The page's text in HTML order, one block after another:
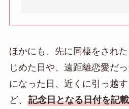
ほかにも、先に同棲をされ
じめた日や、遠距離恋愛だ
になった日、近くに引っ越
ど、 記念日となる日付を記載